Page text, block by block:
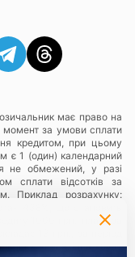
має право на
за умови сплати
кредитом, при цьому
є 1 (один) календарний
не обмежений, у разі
сплати відсотків за
Приклад розрахунку:
1000 грн., плата за
необхідно буде